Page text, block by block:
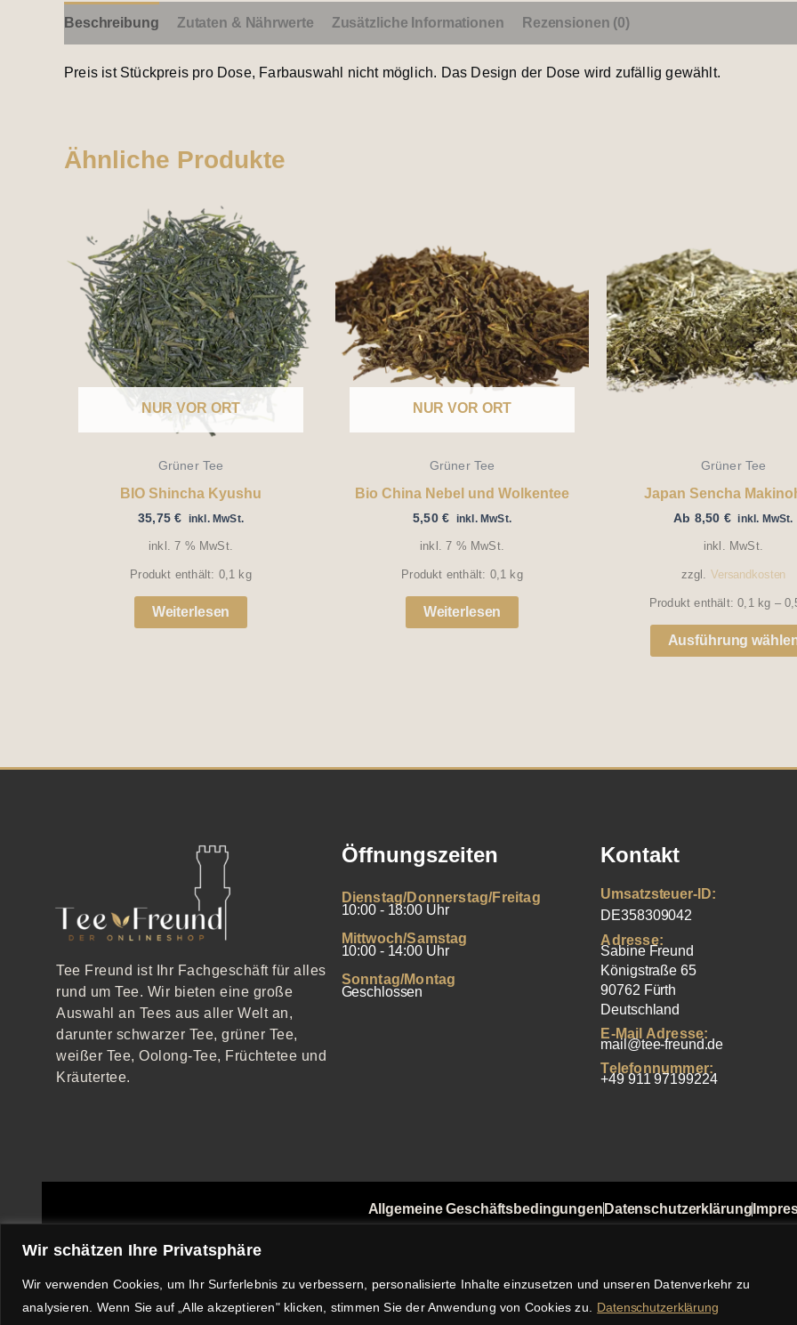
Wir schätzen Ihre Privatsphäre
Wir verwenden Cookies, um Ihr Surferlebnis zu verbessern, personalisierte Inhalte einzusetzen und unseren Datenverkehr zu
analysieren. Wenn Sie auf „Alle akzeptieren" klicken, stimmen Sie der Anwendung von Cookies zu.
Datenschutzerklärung
Beschreibung Zutaten & Nährwerte Zusätzliche Informationen Rezensionen (0)
Preis ist Stückpreis pro Dose, Farbauswahl nicht möglich. Das Design der Dose wird zufällig gewählt.
Ähnliche Produkte
NUR VOR ORT
Grüner Tee
BIO Shincha Kyushu
35,75€ inkl. MwSt.
inkl. 7 % MwSt.
Produkt enthält: 0,1 kg
Weiterlesen
NUR VOR ORT
Grüner Tee
Bio China Nebel und Wolkentee
5,50€ inkl. MwSt.
inkl. 7 % MwSt.
Produkt enthält: 0,1 kg
Weiterlesen
Grüner Tee
Japan Sencha
Ab 8,50 € inkl. MwSt.
inkl. MwSt.
zzgl. Versandkosten
Produkt enthält: 0,1 kg –
Ausführung
Tee Freund ist Ihr Fachgeschäft für alles
rund um Tee. Wir bieten eine große
Auswahl an Tees aus aller Welt an,
darunter schwarzer Tee, grüner Tee,
weißer Tee, Oolong-Tee, Früchtetee und
Kräutertee.
Öffnungszeiten
Dienstag/Donnerstag/Freitag
10:00 - 18:00 Uhr
Mittwoch/Samstag
10:00 - 14:00 Uhr
Sonntag/Montag
Geschlossen
Kontakt
Umsatzsteuer-ID:
DE358309042
Adresse:
Sabine Freund
Königstraße 65
90762 Fürth
Deutschland
E-Mail Adresse:
mail@tee-freund.de
Telefonnummer:
+49 911 97199224
Allgemeine Geschäftsbedingungen Datenschutzerklärung
© 2025 Tee Freund, Sabine Freund. Alle Rechte vorbehalten